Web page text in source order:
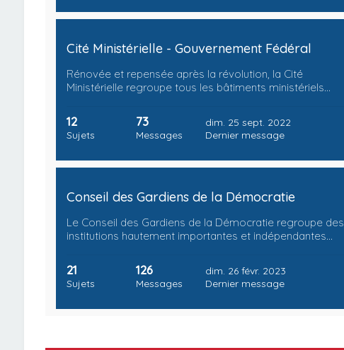
Cité Ministérielle - Gouvernement Fédéral
Rénovée et repensée après la révolution, la Cité
Ministérielle regroupe tous les bâtiments ministériels…
12
Sujets
73
Messages
dim. 25 sept. 2022
Dernier message
Conseil des Gardiens de la Démocratie
Le Conseil des Gardiens de la Démocratie regroupe des
institutions hautement importantes et indépendantes…
21
Sujets
126
Messages
dim. 26 févr. 2023
Dernier message